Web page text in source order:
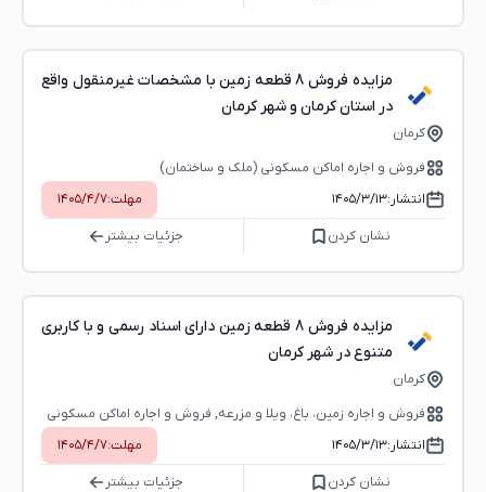
مزایده فروش 8 قطعه زمین با مشخصات غیرمنقول واقع
در استان کرمان و شهر کرمان
کرمان
فروش و اجاره اماکن مسکونی (ملک و ساختمان)
انتشار:۱۴۰۵/۳/۱۳ مهلت:۱۴۰۵/۴/۷
نشان کردن جزئیات بیشتر
مزایده فروش 8 قطعه زمین دارای اسناد رسمی و با کاربری
متنوع در شهر کرمان
کرمان
فروش و اجاره زمین، باغ، ویلا و مزرعه, فروش و اجاره اماکن مسکونی
(ملک و ساختمان)
انتشار:۱۴۰۵/۳/۱۳ مهلت:۱۴۰۵/۴/۷
نشان کردن جزئیات بیشتر